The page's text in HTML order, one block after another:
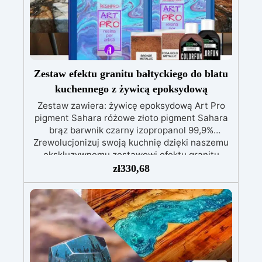
komfortowej i przyjemnej pracy
Zestaw efektu granitu bałtyckiego do blatu
kuchennego z żywicą epoksydową
Zestaw zawiera: żywicę epoksydową Art Pro
pigment Sahara różowe złoto pigment Sahara
brąz barwnik czarny izopropanol 99,9%
Zrewolucjonizuj swoją kuchnię dzięki naszemu
ekskluzywnemu zestawowi efektu granitu
Morze Bałtyckie w kolorze brązowym na blat
kuchenny z żywicy epoksydowej. Dzięki
swojemu luksusowemu wykończeniu i
niezrównanej wytrzymałości, ten zestaw
zamienia Twoją przestrzeń kulinarną w
nowoczesne i funkcjonalne dzieło sztuki. Efekt
granitu Morze Bałtyckie w kolorze brązowym
dodaje rustykalnej elegancji do Twojej kuchni,
zł330,68